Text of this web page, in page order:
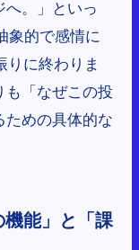
へ。」といっ
象的で感情に
に終わりま
「なぜこの投
めの具体的な
能」と「課